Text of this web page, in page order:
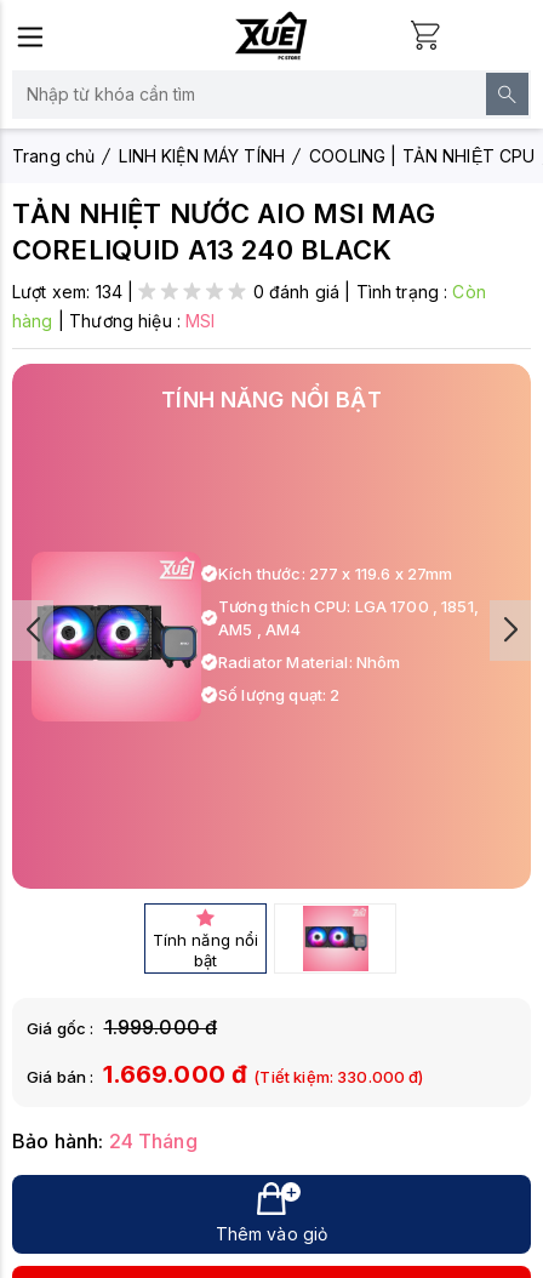
Trang chủ LINH KIỆN MÁY TÍNH COOLING | TẢN NHIỆT CPU
TẢN NHIỆT NƯỚC AIO MSI MAG
CORELIQUID A13 240 BLACK
Lượt xem: 134| 0 đánh giá Tình trạng :Còn
hàng
Thương hiệu :MSI
TÍNH NĂNG NỔI BẬT
Kích thước: 277 x 119.6 x 27mm
Tương thích CPU: LGA 1700 , 1851,
AM5 , AM4
Radiator Material: Nhôm
Số lượng quạt: 2
Tính năng nổi
bật
Giá gốc : 1.999.000 đ
Giá bán : 1.669.000 đ (Tiết kiệm: 330.000 đ)
Bảo hành: 24 Tháng
Thêm vào giỏ